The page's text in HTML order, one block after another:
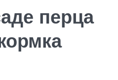
перца